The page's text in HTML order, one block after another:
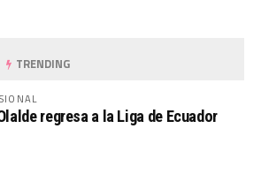
TRENDING
regresa a la Liga de Ecuador